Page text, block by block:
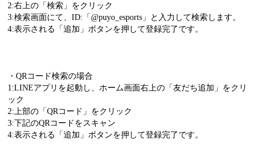
2:右上の「検索」をクリック
3:検索画面にて、ID:「@puyo_esports」と入力して検索します。
4:表示される「追加」ボタンを押して登録完了です。
・QRコード検索の場合
1:LINEアプリを起動し、ホーム画面右上の「友だち追加」をクリ
ック
2:上部の「QRコード」をクリック
3:下記のQRコードをスキャン
4:表示される「追加」ボタンを押して登録完了です。